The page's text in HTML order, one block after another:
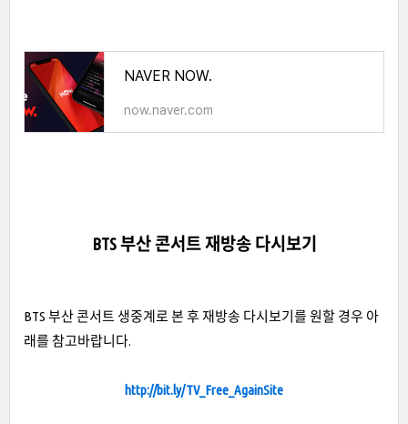
NAVER NOW.
now.naver.com
BTS 부산 콘서트 재방송 다시보기
BTS 부산 콘서트 생중계로 본 후 재방송 다시보기를 원할 경우 아
래를 참고바랍니다.
http://bit.ly/TV_Free_AgainSite